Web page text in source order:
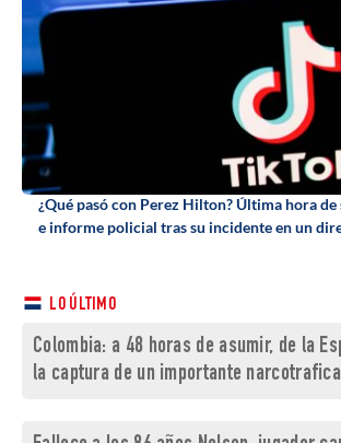
¿Qué pasó con Perez Hilton? Última hora de
e informe policial tras su incidente en un
LO ÚLTIMO
Colombia: a 48 horas de asumir, de la
la captura de un importante